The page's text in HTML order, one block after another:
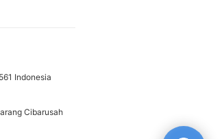
Indonesia
Cibarusah